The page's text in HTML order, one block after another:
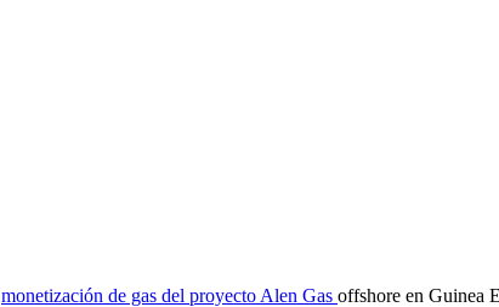
monetización de gas del proyecto Alen Gas offshore en Guinea